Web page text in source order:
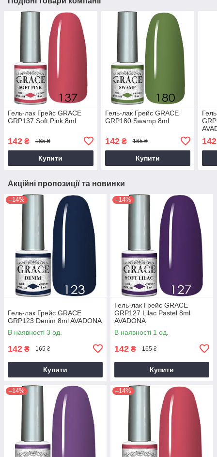
Гель-лак Грейс GRACE
GRP137 Soft Pink 8ml
142 ₴ 165 ₴
Купити
Гель-лак Грейс GRACE
GRP180 Swamp 8ml
142₴ 165 ₴
Купити
142
Акційні пропозиції та новинки
–14%
Гель-лак Грейс GRACE
GRP123 Denim 8ml AVADONA
В наявності 3 од.
142 ₴ 165 ₴
Купити
–14%
Гель-лак Грейс GRACE
GRP127 Lilac Pastel 8ml
AVADONA
В наявності 1 од.
142 ₴ 165 ₴
Купити
–14% –14%